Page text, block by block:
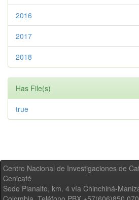
2016
2017
2018
Has File(s)
true
Centro Nacional de Investigaciones de
Cenicafé
Sede Planalto, km. 4 vía Chinchiná-